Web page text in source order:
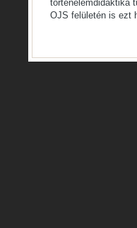
történelemdidaktika
OJS felületén is ezt